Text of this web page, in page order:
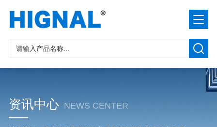
资讯中心 NEWS CENTER